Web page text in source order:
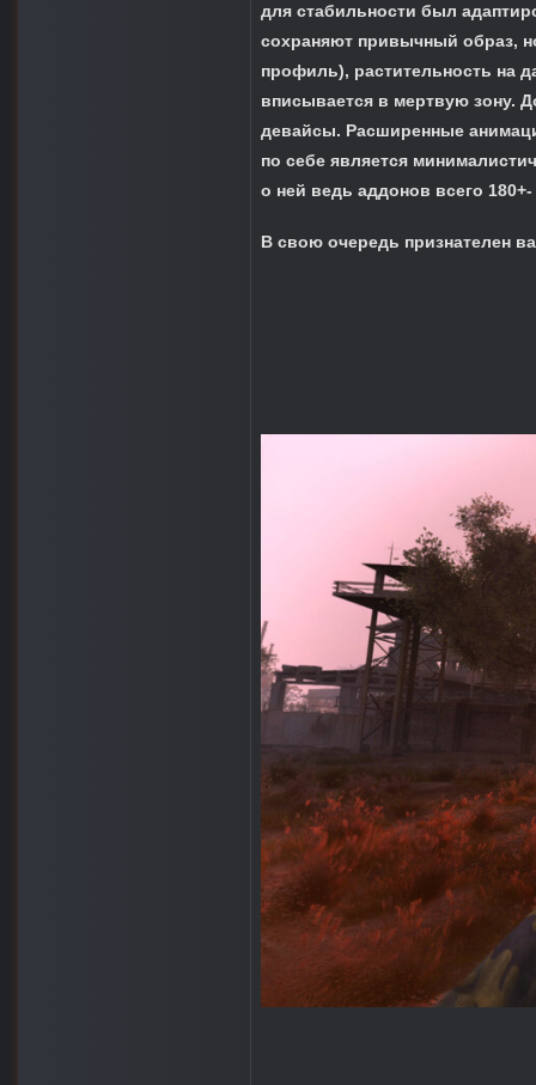
для стабильности был
сохраняют привычный образ,
профиль), растительность на
вписывается в мертвую зону.
девайсы. Расширенные
по себе является
о ней ведь аддонов всего 180+-
В свою очередь признателен